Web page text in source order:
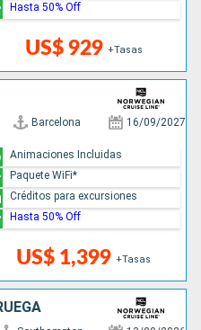
US$ 929 +Tasas
Hasta 50% Off
Barcelona 16/09/2027
US$ 1,399 +Tasas
Animaciones Incluidas
Paquete WiFi*
Créditos para excursiones
Hasta 50% Off